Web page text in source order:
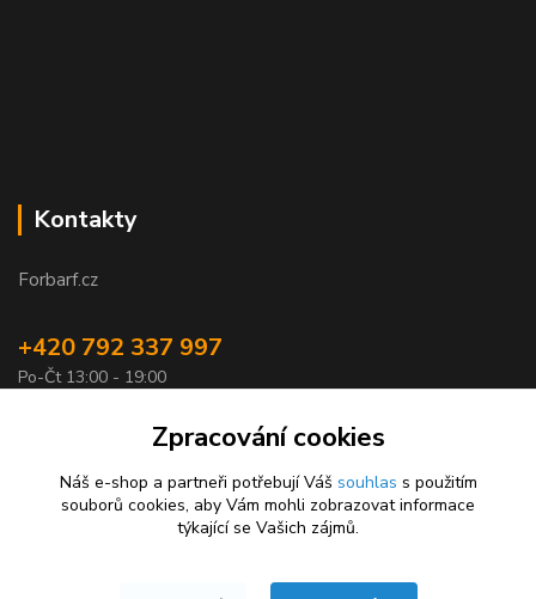
Kontakty
Forbarf.cz
+420 792 337 997
Po-Čt 13:00 - 19:00
objednavky@forbarf.czZpracování cookies
Náš e-shop a partneři potřebují Váš souhlas s použitím
souborů cookies, aby Vám mohli zobrazovat informace
týkající se Vašich zájmů.